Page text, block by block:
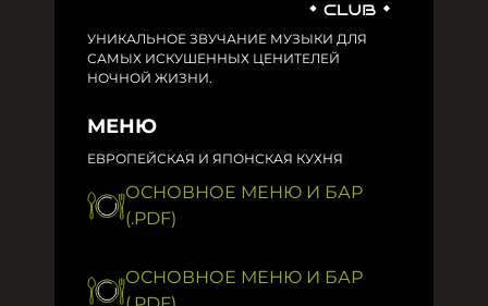
УНИКАЛЬНОЕ ЗВУЧАНИЕ МУЗЫКИ ДЛЯ
САМЫХ ИСКУШЕННЫХ ЦЕНИТЕЛЕЙ
НОЧНОЙ ЖИЗНИ.
МЕНЮ
ЕВРОПЕЙСКАЯ И ЯПОНСКАЯ КУХНЯ
ОСНОВНОЕ МЕНЮ И БАР
(.PDF)
ОСНОВНОЕ МЕНЮ И БАР